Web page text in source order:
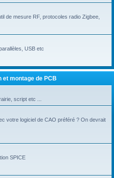
de mesure RF, protocoles radio Zigbee,
USB etc
et montage de PCB
script etc ...
votre logiciel de CAO préféré ? On devrait
SPICE